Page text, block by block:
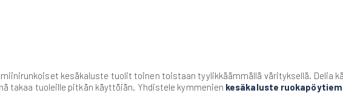
kesäkaluste tuolit toinen toistaan tyylikkäämmällä värityksellä. Delia
takaa tuoleille pitkän käyttöiän. Yhdistele kymmenien kesäkaluste